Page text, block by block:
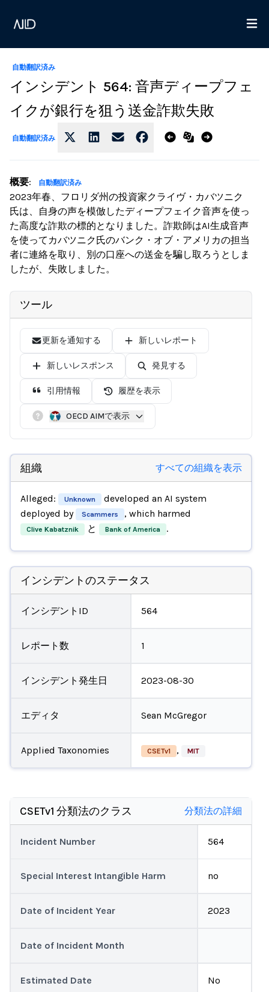
自動翻訳済み
インシデント 564: 音声ディープフェ
イクが銀行を狙う送金詐欺失敗
自動翻訳済み
概要: 自動翻訳済み
2023年春、フロリダ州の投資家クライヴ・カバツニク
氏は、自身の声を模倣したディープフェイク音声を使っ
た高度な詐欺の標的となりました。詐欺師はAI生成音声
を使ってカバツニク氏のバンク・オブ・アメリカの担当
者に連絡を取り、別の口座への送金を騙し取ろうとしま
したが、失敗しました。
ツール
更新を通知する 新しいレポート
新しいレスポンス 発見する
引用情報 履歴を表示
OECD AIMで表示
組織 すべての組織を表示
Alleged: Unknown
developed an AI system
deployed by
Scammers , which harmed
Clive Kabatznik と Bank of America .
インシデントのステータス
インシデントID 564
レポート数 1
インシデント発生日 2023-08-30
エディタ Sean McGregor
Applied Taxonomies CSETv1 , MIT
CSETv1 分類法のクラス 分類法の詳細
Incident Number 564
Special Interest Intangible Harm no
Date of Incident Year 2023
Date of Incident Month
Estimated Date No